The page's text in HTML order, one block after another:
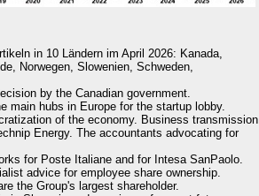
in 10 Ländern im April 2026: Kanada,
Norwegen, Slowenien, Schweden,
by the Canadian government.
main hubs in Europe for the startup lobby.
of the economy. Business transmission
Energy. The accountants advocating for
for Poste Italiane and for Intesa SanPaolo.
advice for employee share ownership.
the Group's largest shareholder.